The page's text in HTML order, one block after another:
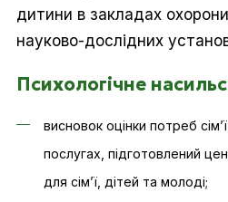
дитини в закладах
науково-дослідних
Психологічне
висновок оцінки потреб
послугах, підготовлений
для сім’ї, дітей та молоді;